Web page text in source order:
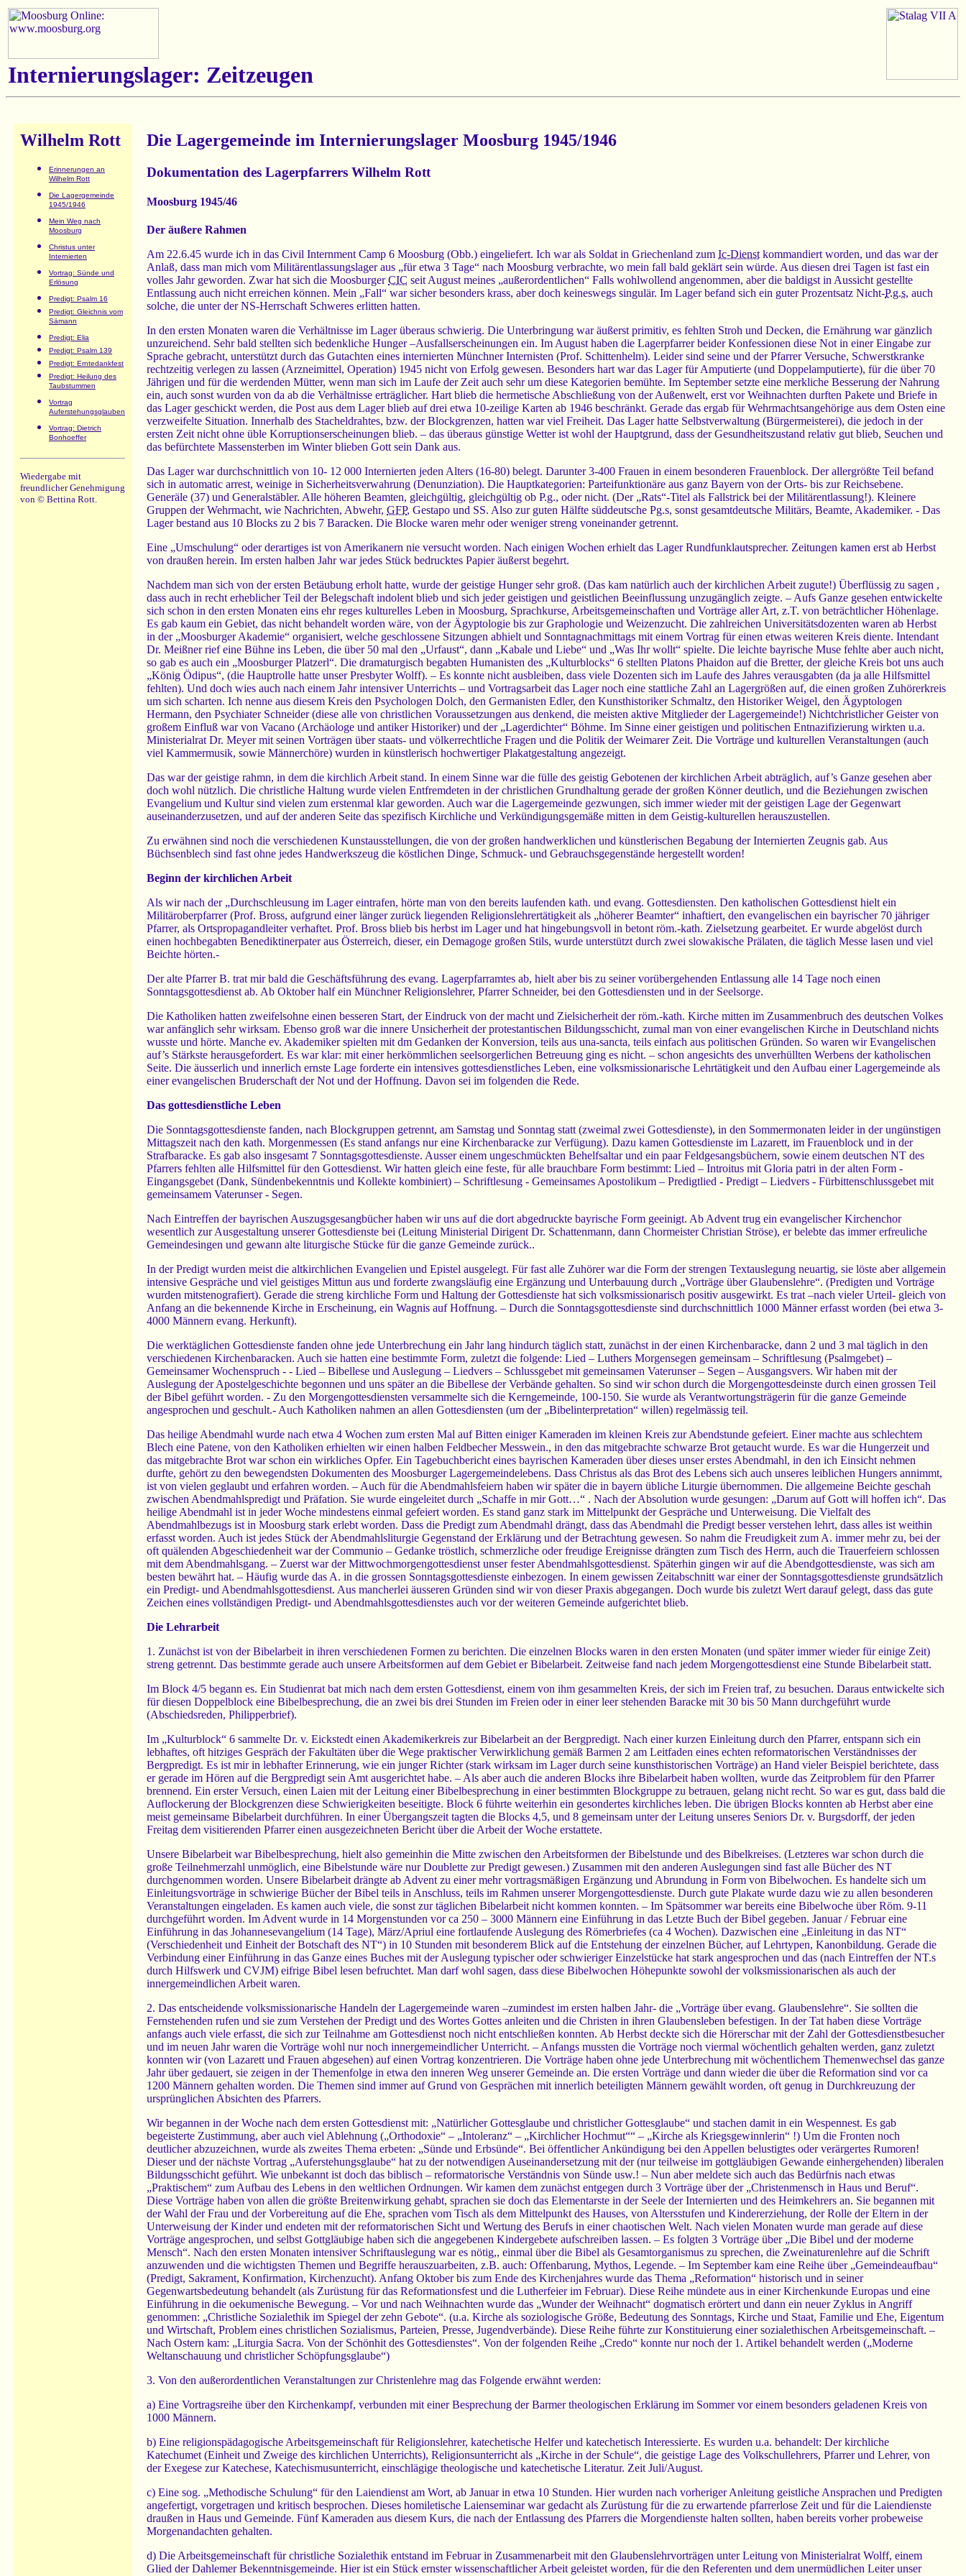
Internierungslager: Zeitzeugen
Wilhelm Rott
Erinnerungen an
Wilhelm Rott
Die Lagergemeinde
1945/1946
Mein Weg nach
Moosburg
Christus unter
Internierten
Vortrag: Sünde und
Erlösung
Predigt: Psalm 16
Predigt: Gleichnis vom
Sämann
Predigt: Elia
Predigt: Psalm 139
Predigt: Erntedankfest
Predigt: Heilung des
Taubstummen
Vortrag
Auferstehungsglauben
Vortrag: Dietrich
Bonhoeffer
Wiedergabe mit
freundlicher Genehmigung
von © Bettina Rott.
Die Lagergemeinde im Internierungslager Moosburg 1945/1946
Dokumentation des Lagerpfarrers Wilhelm Rott
Moosburg 1945/46
Der äußere Rahmen
Am 22.6.45 wurde ich in das Civil Internment Camp 6 Moosburg (Obb.) eingeliefert. Ich war als Soldat in Griechenland zum Ic-Dienstkommandiert worden, und das war der
Anlaß, dass man mich vom Militärentlassungslager aus „für etwa 3 Tage“ nach Moosburg verbrachte, wo mein fall bald geklärt sein würde. Aus diesen drei Tagen ist fast ein
volles Jahr geworden. Zwar hat sich die MoosburgerCIC seit August meines „außerordentlichen“ Falls wohlwollend angenommen, aber die baldigst in Aussicht gestellte
Entlassung auch nicht erreichen können. Mein „Fall“ war sicher besonders krass, aber doch keineswegs singulär. Im Lager befand sich ein guter Prozentsatz Nicht-P.g.s, auch
solche, die unter der NS-Herrschaft Schweres erlitten hatten.
In den ersten Monaten waren die Verhältnisse im Lager überaus schwierig. Die Unterbringung war äußerst primitiv, es fehlten Stroh und Decken, die Ernährung war gänzlich
unzureichend. Sehr bald stellten sich bedenkliche Hunger –Ausfallserscheinungen ein. Im August haben die Lagerpfarrer beider Konfessionen diese Not in einer Eingabe zur
Sprache gebracht, unterstützt durch das Gutachten eines internierten Münchner Internisten (Prof. Schittenhelm). Leider sind seine und der Pfarrer Versuche, Schwerstkranke
rechtzeitig verlegen zu lassen (Arzneimittel, Operation) 1945 nicht von Erfolg gewesen. Besonders hart war das Lager für Amputierte (und Doppelamputierte), für die über 70
Jährigen und für die werdenden Mütter, wenn man sich im Laufe der Zeit auch sehr um diese Kategorien bemühte. Im September setzte eine merkliche Besserung der Nahrung
ein, auch sonst wurden von da ab die Verhältnisse erträglicher. Hart blieb die hermetische Abschließung von der Außenwelt, erst vor Weihnachten durften Pakete und Briefe in
das Lager geschickt werden, die Post aus dem Lager blieb auf drei etwa 10-zeilige Karten ab 1946 beschränkt. Gerade das ergab für Wehrmachtsangehörige aus dem Osten eine
verzweifelte Situation. Innerhalb des Stacheldrahtes, bzw. der Blockgrenzen, hatten war viel Freiheit. Das Lager hatte Selbstverwaltung (Bürgermeisterei), die jedoch in der
ersten Zeit nicht ohne üble Korruptionserscheinungen blieb. – das überaus günstige Wetter ist wohl der Hauptgrund, dass der Gesundheitszustand relativ gut blieb, Seuchen und
das befürchtete Massensterben im Winter blieben Gott sein Dank aus.
Das Lager war durchschnittlich von 10- 12 000 Internierten jeden Alters (16-80) belegt. Darunter 3-400 Frauen in einem besonderen Frauenblock. Der allergrößte Teil befand
sich in automatic arrest, weinige in Sicherheitsverwahrung (Denunziation). Die Hauptkategorien: Parteifunktionäre aus ganz Bayern von der Orts- bis zur Reichsebene.
Generäle (37) und Generalstäbler. Alle höheren Beamten, gleichgültig, gleichgültig ob P.g., oder nicht. (Der „Rats“-Titel als Fallstrick bei der Militärentlassung!). Kleinere
Gruppen der Wehrmacht, wie Nachrichten, Abwehr, GFP, Gestapo und SS. Also zur guten Hälfte süddeutsche Pg.s, sonst gesamtdeutsche Militärs, Beamte, Akademiker. - Das
Lager bestand aus 10 Blocks zu 2 bis 7 Baracken. Die Blocke waren mehr oder weniger streng voneinander getrennt.
Eine „Umschulung“ oder derartiges ist von Amerikanern nie versucht worden. Nach einigen Wochen erhielt das Lager Rundfunklautsprecher. Zeitungen kamen erst ab Herbst
von draußen herein. Im ersten halben Jahr war jedes Stück bedrucktes Papier äußerst begehrt.
Nachdem man sich von der ersten Betäubung erholt hatte, wurde der geistige Hunger sehr groß. (Das kam natürlich auch der kirchlichen Arbeit zugute!) Überflüssig zu sagen ,
dass auch in recht erheblicher Teil der Belegschaft indolent blieb und sich jeder geistigen und geistlichen Beeinflussung unzugänglich zeigte. – Aufs Ganze gesehen entwickelte
sich schon in den ersten Monaten eins ehr reges kulturelles Leben in Moosburg, Sprachkurse, Arbeitsgemeinschaften und Vorträge aller Art, z.T. von beträchtlicher Höhenlage.
Es gab kaum ein Gebiet, das nicht behandelt worden wäre, von der Ägyptologie bis zur Graphologie und Weizenzucht. Die zahlreichen Universitätsdozenten waren ab Herbst
in der „Moosburger Akademie“ organisiert, welche geschlossene Sitzungen abhielt und Sonntagnachmittags mit einem Vortrag für einen etwas weiteren Kreis diente. Intendant
Dr. Meißner rief eine Bühne ins Leben, die über 50 mal den „Urfaust“, dann „Kabale und Liebe“ und „Was Ihr wollt“ spielte. Die leichte bayrische Muse fehlte aber auch nicht,
so gab es auch ein „Moosburger Platzerl“. Die dramaturgisch begabten Humanisten des „Kulturblocks“ 6 stellten Platons Phaidon auf die Bretter, der gleiche Kreis bot uns auch
„König Ödipus“, (die Hauptrolle hatte unser Presbyter Wolff). – Es konnte nicht ausbleiben, dass viele Dozenten sich im Laufe des Jahres verausgabten (da ja alle Hilfsmittel
fehlten). Und doch wies auch nach einem Jahr intensiver Unterrichts – und Vortragsarbeit das Lager noch eine stattliche Zahl an Lagergrößen auf, die einen großen Zuhörerkreis
um sich scharten. Ich nenne aus diesem Kreis den Psychologen Dolch, den Germanisten Edler, den Kunsthistoriker Schmaltz, den Historiker Weigel, den Ägyptologen
Hermann, den Psychiater Schneider (diese alle von christlichen Voraussetzungen aus denkend, die meisten aktive Mitglieder der Lagergemeinde!) Nichtchristlicher Geister von
großem Einfluß war von Vacano (Archäologe und antiker Historiker) und der „Lagerdichter“ Böhme. Im Sinne einer geistigen und politischen Entnazifizierung wirkten u.a.
Ministerialrat Dr. Meyer mit seinen Vorträgen über staats- und völkerrechtliche Fragen und die Politik der Weimarer Zeit. Die Vorträge und kulturellen Veranstaltungen (auch
viel Kammermusik, sowie Männerchöre) wurden in künstlerisch hochwertiger Plakatgestaltung angezeigt.
Das war der geistige rahmn, in dem die kirchlich Arbeit stand. In einem Sinne war die fülle des geistig Gebotenen der kirchlichen Arbeit abträglich, auf’s Ganze gesehen aber
doch wohl nützlich. Die christliche Haltung wurde vielen Entfremdeten in der christlichen Grundhaltung gerade der großen Könner deutlich, und die Beziehungen zwischen
Evangelium und Kultur sind vielen zum erstenmal klar geworden. Auch war die Lagergemeinde gezwungen, sich immer wieder mit der geistigen Lage der Gegenwart
auseinanderzusetzen, und auf der anderen Seite das spezifisch Kirchliche und Verkündigungsgemäße mitten in dem Geistig-kulturellen herauszustellen.
Zu erwähnen sind noch die verschiedenen Kunstausstellungen, die von der großen handwerklichen und künstlerischen Begabung der Internierten Zeugnis gab. Aus
Büchsenblech sind fast ohne jedes Handwerkszeug die köstlichen Dinge, Schmuck- und Gebrauchsgegenstände hergestellt worden!
Beginn der kirchlichen Arbeit
Als wir nach der „Durchschleusung im Lager eintrafen, hörte man von den bereits laufenden kath. und evang. Gottesdiensten. Den katholischen Gottesdienst hielt ein
Militäroberpfarrer (Prof. Bross, aufgrund einer länger zurück liegenden Religionslehrertätigkeit als „höherer Beamter“ inhaftiert, den evangelischen ein bayrischer 70 jähriger
Pfarrer, als Ortspropagandleiter verhaftet. Prof. Bross blieb bis herbst im Lager und hat hingebungsvoll in betont röm.-kath. Zielsetzung gearbeitet. Er wurde abgelöst durch
einen hochbegabten Benediktinerpater aus Österreich, dieser, ein Demagoge großen Stils, wurde unterstützt durch zwei slowakische Prälaten, die täglich Messe lasen und viel
Beichte hörten.-
Der alte Pfarrer B. trat mir bald die Geschäftsführung des evang. Lagerpfarramtes ab, hielt aber bis zu seiner vorübergehenden Entlassung alle 14 Tage noch einen
Sonntagsgottesdienst ab. Ab Oktober half ein Münchner Religionslehrer, Pfarrer Schneider, bei den Gottesdiensten und in der Seelsorge.
Die Katholiken hatten zweifelsohne einen besseren Start, der Eindruck von der macht und Zielsicherheit der röm.-kath. Kirche mitten im Zusammenbruch des deutschen Volkes
war anfänglich sehr wirksam. Ebenso groß war die innere Unsicherheit der protestantischen Bildungsschicht, zumal man von einer evangelischen Kirche in Deutschland nichts
wusste und hörte. Manche ev. Akademiker spielten mit dm Gedanken der Konversion, teils aus una-sancta, teils einfach aus politischen Gründen. So waren wir Evangelischen
auf’s Stärkste herausgefordert. Es war klar: mit einer herkömmlichen seelsorgerlichen Betreuung ging es nicht. – schon angesichts des unverhüllten Werbens der katholischen
Seite. Die äusserlich und innerlich ernste Lage forderte ein intensives gottesdienstliches Leben, eine volksmissionarische Lehrtätigkeit und den Aufbau einer Lagergemeinde als
einer evangelischen Bruderschaft der Not und der Hoffnung. Davon sei im folgenden die Rede.
Das gottesdienstliche Leben
Die Sonntagsgottesdienste fanden, nach Blockgruppen getrennt, am Samstag und Sonntag statt (zweimal zwei Gottesdienste), in den Sommermonaten leider in der ungünstigen
Mittagszeit nach den kath. Morgenmessen (Es stand anfangs nur eine Kirchenbaracke zur Verfügung). Dazu kamen Gottesdienste im Lazarett, im Frauenblock und in der
Strafbaracke. Es gab also insgesamt 7 Sonntagsgottesdienste. Ausser einem ungeschmückten Behelfsaltar und ein paar Feldgesangsbüchern, sowie einem deutschen NT des
Pfarrers fehlten alle Hilfsmittel für den Gottesdienst. Wir hatten gleich eine feste, für alle brauchbare Form bestimmt: Lied – Introitus mit Gloria patri in der alten Form -
Eingangsgebet (Dank, Sündenbekenntnis und Kollekte kombiniert) – Schriftlesung - Gemeinsames Apostolikum – Predigtlied - Predigt – Liedvers - Fürbittenschlussgebet mit
gemeinsamem Vaterunser - Segen.
Nach Eintreffen der bayrischen Auszugsgesangbücher haben wir uns auf die dort abgedruckte bayrische Form geeinigt. Ab Advent trug ein evangelischer Kirchenchor
wesentlich zur Ausgestaltung unserer Gottesdienste bei (Leitung Ministerial Dirigent Dr. Schattenmann, dann Chormeister Christian Ströse), er belebte das immer erfreuliche
Gemeindesingen und gewann alte liturgische Stücke für die ganze Gemeinde zurück..
In der Predigt wurden meist die altkirchlichen Evangelien und Epistel ausgelegt. Für fast alle Zuhörer war die Form der strengen Textauslegung neuartig, sie löste aber allgemein
intensive Gespräche und viel geistiges Mittun aus und forderte zwangsläufig eine Ergänzung und Unterbauung durch „Vorträge über Glaubenslehre“. (Predigten und Vorträge
wurden mitstenografiert). Gerade die streng kirchliche Form und Haltung der Gottesdienste hat sich volksmissionarisch positiv ausgewirkt. Es trat –nach vieler Urteil- gleich von
Anfang an die bekennende Kirche in Erscheinung, ein Wagnis auf Hoffnung. – Durch die Sonntagsgottesdienste sind durchschnittlich 1000 Männer erfasst worden (bei etwa 3-
4000 Männern evang. Herkunft).
Die werktäglichen Gottesdienste fanden ohne jede Unterbrechung ein Jahr lang hindurch täglich statt, zunächst in der einen Kirchenbaracke, dann 2 und 3 mal täglich in den
verschiedenen Kirchenbaracken. Auch sie hatten eine bestimmte Form, zuletzt die folgende: Lied – Luthers Morgensegen gemeinsam – Schriftlesung (Psalmgebet) –
Gemeinsamer Wochenspruch - - Lied – Bibellese und Auslegung – Liedvers – Schlussgebet mit gemeinsamen Vaterunser – Segen – Ausgangsvers. Wir haben mit der
Auslegung der Apostelgeschichte begonnen und uns später an die Bibellese der Verbände gehalten. So sind wir schon durch die Morgengottesdeinste durch einen grossen Teil
der Bibel geführt worden. - Zu den Morgengottesdiensten versammelte sich die Kerngemeinde, 100-150. Sie wurde als Verantwortungsträgerin für die ganze Gemeinde
angesprochen und geschult.- Auch Katholiken nahmen an allen Gottesdiensten (um der „Bibelinterpretation“ willen) regelmässig teil.
Das heilige Abendmahl wurde nach etwa 4 Wochen zum ersten Mal auf Bitten einiger Kameraden im kleinen Kreis zur Abendstunde gefeiert. Einer machte aus schlechtem
Blech eine Patene, von den Katholiken erhielten wir einen halben Feldbecher Messwein., in den das mitgebrachte schwarze Brot getaucht wurde. Es war die Hungerzeit und
das mitgebrachte Brot war schon ein wirkliches Opfer. Ein Tagebuchbericht eines bayrischen Kameraden über dieses unser erstes Abendmahl, in den ich Einsicht nehmen
durfte, gehört zu den bewegendsten Dokumenten des Moosburger Lagergemeindelebens. Dass Christus als das Brot des Lebens sich auch unseres leiblichen Hungers annimmt,
ist von vielen geglaubt und erfahren worden. – Auch für die Abendmahlsfeiern haben wir später die in bayern übliche Liturgie übernommen. Die allgemeine Beichte geschah
zwischen Abendmahlspredigt und Präfation. Sie wurde eingeleitet durch „Schaffe in mir Gott…“ . Nach der Absolution wurde gesungen: „Darum auf Gott will hoffen ich“. Das
heilige Abendmahl ist in jeder Woche mindestens einmal gefeiert worden. Es stand ganz stark im Mittelpunkt der Gespräche und Unterweisung. Die Vielfalt des
Abendmahlbezugs ist in Moosburg stark erlebt worden. Dass die Predigt zum Abendmahl drängt, dass das Abendmahl die Predigt besser verstehen lehrt, dass alles ist weithin
erfasst worden. Auch ist jedes Stück der Abendmahlsliturgie Gegenstand der Erklärung und der Betrachtung gewesen. So nahm die Freudigkeit zum A. immer mehr zu, bei der
oft quälenden Abgeschiedenheit war der Communio – Gedanke tröstlich, schmerzliche oder freudige Ereignisse drängten zum Tisch des Herrn, auch die Trauerfeiern schlossen
mit dem Abendmahlsgang. – Zuerst war der Mittwochmorgengottesdienst unser fester Abendmahlsgottesdienst. Späterhin gingen wir auf die Abendgottesdienste, was sich am
besten bewährt hat. – Häufig wurde das A. in die grossen Sonntagsgottesdienste einbezogen. In einem gewissen Zeitabschnitt war einer der Sonntagsgottesdienste grundsätzlich
ein Predigt- und Abendmahlsgottesdienst. Aus mancherlei äusseren Gründen sind wir von dieser Praxis abgegangen. Doch wurde bis zuletzt Wert darauf gelegt, dass das gute
Zeichen eines vollständigen Predigt- und Abendmahlsgottesdienstes auch vor der weiteren Gemeinde aufgerichtet blieb.
Die Lehrarbeit
1. Zunächst ist von der Bibelarbeit in ihren verschiedenen Formen zu berichten. Die einzelnen Blocks waren in den ersten Monaten (und später immer wieder für einige Zeit)
streng getrennt. Das bestimmte gerade auch unsere Arbeitsformen auf dem Gebiet er Bibelarbeit. Zeitweise fand nach jedem Morgengottesdienst eine Stunde Bibelarbeit statt.
Im Block 4/5 begann es. Ein Studienrat bat mich nach dem ersten Gottesdienst, einem von ihm gesammelten Kreis, der sich im Freien traf, zu besuchen. Daraus entwickelte sich
für diesen Doppelblock eine Bibelbesprechung, die an zwei bis drei Stunden im Freien oder in einer leer stehenden Baracke mit 30 bis 50 Mann durchgeführt wurde
(Abschiedsreden, Philipperbrief).
Im „Kulturblock“ 6 sammelte Dr. v. Eickstedt einen Akademikerkreis zur Bibelarbeit an der Bergpredigt. Nach einer kurzen Einleitung durch den Pfarrer, entspann sich ein
lebhaftes, oft hitziges Gespräch der Fakultäten über die Wege praktischer Verwirklichung gemäß Barmen 2 am Leitfaden eines echten reformatorischen Verständnisses der
Bergpredigt. Es ist mir in lebhafter Erinnerung, wie ein junger Richter (stark wirksam im Lager durch seine kunsthistorischen Vorträge) an Hand vieler Beispiel berichtete, dass
er gerade im Hören auf die Bergpredigt sein Amt ausgerichtet habe. – Als aber auch die anderen Blocks ihre Bibelarbeit haben wollten, wurde das Zeitproblem für den Pfarrer
brennend. Ein erster Versuch, einen Laien mit der Leitung einer Bibelbesprechung in einer bestimmten Blockgruppe zu betrauen, gelang nicht recht. So war es gut, dass bald die
Auflockerung der Blockgrenzen diese Schwierigkeiten beseitigte. Block 6 führte weiterhin ein gesondertes kirchliches leben. Die übrigen Blocks konnten ab Herbst aber eine
meist gemeinsame Bibelarbeit durchführen. In einer Übergangszeit tagten die Blocks 4,5, und 8 gemeinsam unter der Leitung unseres Seniors Dr. v. Burgsdorff, der jeden
Freitag dem visitierenden Pfarrer einen ausgezeichneten Bericht über die Arbeit der Woche erstattete.
Unsere Bibelarbeit war Bibelbesprechung, hielt also gemeinhin die Mitte zwischen den Arbeitsformen der Bibelstunde und des Bibelkreises. (Letzteres war schon durch die
große Teilnehmerzahl unmöglich, eine Bibelstunde wäre nur Doublette zur Predigt gewesen.) Zusammen mit den anderen Auslegungen sind fast alle Bücher des NT
durchgenommen worden. Unsere Bibelarbeit drängte ab Advent zu einer mehr vortragsmäßigen Ergänzung und Abrundung in Form von Bibelwochen. Es handelte sich um
Einleitungsvorträge in schwierige Bücher der Bibel teils in Anschluss, teils im Rahmen unserer Morgengottesdienste. Durch gute Plakate wurde dazu wie zu allen besonderen
Veranstaltungen eingeladen. Es kamen auch viele, die sonst zur täglichen Bibelarbeit nicht kommen konnten. – Im Spätsommer war bereits eine Bibelwoche über Röm. 9-11
durchgeführt worden. Im Advent wurde in 14 Morgenstunden vor ca 250 – 3000 Männern eine Einführung in das Letzte Buch der Bibel gegeben. Januar / Februar eine
Einführung in das Johannesevangelium (14 Tage), März/Apriul eine fortlaufende Auslegung des Römerbriefes (ca 4 Wochen). Dazwischen eine „Einleitung in das NT“
(Verschiedenheit und Einheit der Botschaft des NT“) in 10 Stunden mit besonderem Blick auf die Entstehung der einzelnen Bücher, auf Lehrtypen, Kanonbildung. Gerade die
Verbindung einer Einführung in das Ganze eines Buches mit der Auslegung typischer oder schwieriger Einzelstücke hat stark angesprochen und das (nach Eintreffen der NT.s
durch Hilfswerk und CVJM) eifrige Bibel lesen befruchtet. Man darf wohl sagen, dass diese Bibelwochen Höhepunkte sowohl der volksmissionarischen als auch der
innergemeindlichen Arbeit waren.
2. Das entscheidende volksmissionarische Handeln der Lagergemeinde waren –zumindest im ersten halben Jahr- die „Vorträge über evang. Glaubenslehre“. Sie sollten die
Fernstehenden rufen und sie zum Verstehen der Predigt und des Wortes Gottes anleiten und die Christen in ihren Glaubensleben befestigen. In der Tat haben diese Vorträge
anfangs auch viele erfasst, die sich zur Teilnahme am Gottesdienst noch nicht entschließen konnten. Ab Herbst deckte sich die Hörerschar mit der Zahl der Gottesdienstbesucher
und im neuen Jahr waren die Vorträge wohl nur noch innergemeindlicher Unterricht. – Anfangs mussten die Vorträge noch viermal wöchentlich gehalten werden, ganz zuletzt
konnten wir (von Lazarett und Frauen abgesehen) auf einen Vortrag konzentrieren. Die Vorträge haben ohne jede Unterbrechung mit wöchentlichem Themenwechsel das ganze
Jahr über gedauert, sie zeigen in der Themenfolge in etwa den inneren Weg unserer Gemeinde an. Die ersten Vorträge und dann wieder die über die Reformation sind vor ca
1200 Männern gehalten worden. Die Themen sind immer auf Grund von Gesprächen mit innerlich beteiligten Männern gewählt worden, oft genug in Durchkreuzung der
ursprünglichen Absichten des Pfarrers.
Wir begannen in der Woche nach dem ersten Gottesdienst mit: „Natürlicher Gottesglaube und christlicher Gottesglaube“ und stachen damit in ein Wespennest. Es gab
begeisterte Zustimmung, aber auch viel Ablehnung („Orthodoxie“ – „Intoleranz“ – „Kirchlicher Hochmut““ – „Kirche als Kriegsgewinnlerin“ !) Um die Fronten noch
deutlicher abzuzeichnen, wurde als zweites Thema erbeten: „Sünde und Erbsünde“. Bei öffentlicher Ankündigung bei den Appellen belustigtes oder verärgertes Rumoren!
Dieser und der nächste Vortrag „Auferstehungsglaube“ hat zu der notwendigen Auseinandersetzung mit der (nur teilweise im gottgläubigen Gewande einhergehenden) liberalen
Bildungsschicht geführt. Wie unbekannt ist doch das biblisch – reformatorische Verständnis von Sünde usw.! – Nun aber meldete sich auch das Bedürfnis nach etwas
„Praktischem“ zum Aufbau des Lebens in den weltlichen Ordnungen. Wir kamen dem zunächst entgegen durch 3 Vorträge über der „Christenmensch in Haus und Beruf“.
Diese Vorträge haben von allen die größte Breitenwirkung gehabt, sprachen sie doch das Elementarste in der Seele der Internierten und des Heimkehrers an. Sie begannen mit
der Wahl der Frau und der Vorbereitung auf die Ehe, sprachen vom Tisch als dem Mittelpunkt des Hauses, von Altersstufen und Kindererziehung, der Rolle der Eltern in der
Unterweisung der Kinder und endeten mit der reformatorischen Sicht und Wertung des Berufs in einer chaotischen Welt. Nach vielen Monaten wurde man gerade auf diese
Vorträge angesprochen, und selbst Gottgläubige haben sich die angegebenen Kindergebete aufschreiben lassen. – Es folgten 3 Vorträge über „Die Bibel und der moderne
Mensch“. Nach den ersten Monaten intensiver Schriftauslegung war es nötig,, einmal über die Bibel als Gesamtorganismus zu sprechen, die Zweinaturenlehre auf die Schrift
anzuwenden und die wichtigsten Themen und Begriffe herauszuarbeiten, z.B. auch: Offenbarung, Mythos, Legende. – Im September kam eine Reihe über „Gemeindeaufbau“
(Predigt, Sakrament, Konfirmation, Kirchenzucht). Anfang Oktober bis zum Ende des Kirchenjahres wurde das Thema „Reformation“ historisch und in seiner
Gegenwartsbedeutung behandelt (als Zurüstung für das Reformationsfest und die Lutherfeier im Februar). Diese Reihe mündete aus in einer Kirchenkunde Europas und eine
Einführung in die oekumenische Bewegung. – Vor und nach Weihnachten wurde das „Wunder der Weihnacht“ dogmatisch erörtert und dann ein neuer Zyklus in Angriff
genommen: „Christliche Sozialethik im Spiegel der zehn Gebote“. (u.a. Kirche als soziologische Größe, Bedeutung des Sonntags, Kirche und Staat, Familie und Ehe, Eigentum
und Wirtschaft, Problem eines christlichen Sozialismus, Parteien, Presse, Jugendverbände). Diese Reihe führte zur Konstituierung einer sozialethischen Arbeitsgemeinschaft. –
Nach Ostern kam: „Liturgia Sacra. Von der Schönhit des Gottesdienstes“. Von der folgenden Reihe „Credo“ konnte nur noch der 1. Artikel behandelt werden („Moderne
Weltanschauung und christlicher Schöpfungsglaube“)
3. Von den außerordentlichen Veranstaltungen zur Christenlehre mag das Folgende erwähnt werden:
a) Eine Vortragsreihe über den Kirchenkampf, verbunden mit einer Besprechung der Barmer theologischen Erklärung im Sommer vor einem besonders geladenen Kreis von
1000 Männern.
b) Eine religionspädagogische Arbeitsgemeinschaft für Religionslehrer, katechetische Helfer und katechetisch Interessierte. Es wurden u.a. behandelt: Der kirchliche
Katechumet (Einheit und Zweige des kirchlichen Unterrichts), Religionsunterricht als „Kirche in der Schule“, die geistige Lage des Volkschullehrers, Pfarrer und Lehrer, von
der Exegese zur Katechese, Katechismusunterricht, einschlägige theologische und katechetische Literatur. Zeit Juli/August.
c) Eine sog. „Methodische Schulung“ für den Laiendienst am Wort, ab Januar in etwa 10 Stunden. Hier wurden nach vorheriger Anleitung geistliche Ansprachen und Predigten
angefertigt, vorgetragen und kritisch besprochen. Dieses homiletische Laienseminar war gedacht als Zurüstung für die zu erwartende pfarrerlose Zeit und für die Laiendienste
draußen in Haus und Gemeinde. Fünf Kameraden aus diesem Kurs, die nach der Entlassung des Pfarrers die Morgendienste halten sollten, haben bereits vorher probeweise
Morgenandachten gehalten.
d) Die Arbeitsgemeinschaft für christliche Sozialethik entstand im Februar in Zusammenarbeit mit den Glaubenslehrvorträgen unter Leitung von Ministerialrat Wolff, einem
Glied der Dahlemer Bekenntnisgemeinde. Hier ist ein Stück ernster wissenschaftlicher Arbeit geleistet worden, für die den Referenten und dem unermüdlichen Leiter unser